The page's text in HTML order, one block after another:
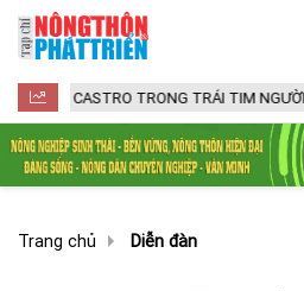
TRONG TRÁI TIM NGƯỜI VIỆT
Trang chủ Diễn đàn